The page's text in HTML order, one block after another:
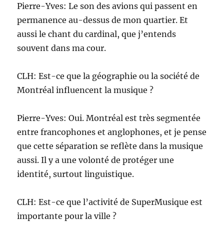
Pierre-Yves: Le son des avions qui passent en
permanence au-dessus de mon quartier. Et
aussi le chant du cardinal, que j’entends
souvent dans ma cour.
CLH: Est-ce que la géographie ou la société de
Montréal influencent la musique ?
Pierre-Yves: Oui. Montréal est très segmentée
entre francophones et anglophones, et je pense
que cette séparation se reflète dans la musique
aussi. Il y a une volonté de protéger une
identité, surtout linguistique.
CLH: Est-ce que l’activité de SuperMusique est
importante pour la ville ?